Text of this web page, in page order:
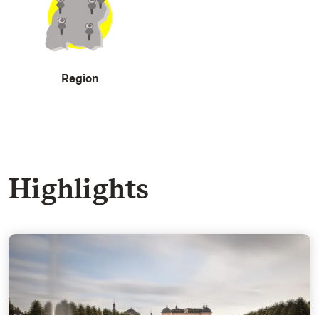
Region
Highlights
Der Garten - Meisterwerk europäischer Gartenkunst